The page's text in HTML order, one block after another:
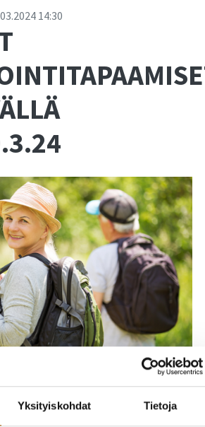
Yksityiskohdat Tietoja
14:30
elintavoista?